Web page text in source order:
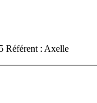
Référent : Axelle